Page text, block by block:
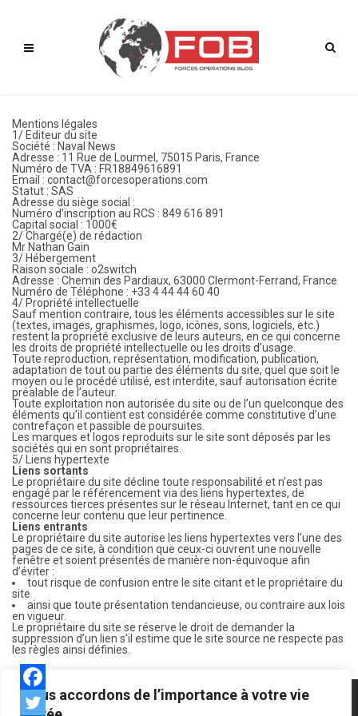
Nous accordons de l’importance à votre vie
Mentions légales
1/ Editeur du site
Société : Naval News
Adresse : 11 Rue de Lourmel, 75015 Paris, France
Numéro de TVA : FR18849616891
Email : contact@forcesoperations.com
Statut : SAS
Adresse du siège social :
Numéro d’inscription au RCS : 849 616 891
Capital social : 1000€
2/ Chargé(e) de rédaction
Mr Nathan Gain
3/ Hébergement
Raison sociale : o2switch
Adresse : Chemin des Pardiaux, 63000 Clermont-Ferrand, France
Numéro de Téléphone : +33 4 44 44 60 40
4/ Propriété intellectuelle
Sauf mention contraire, tous les éléments accessibles sur le site
(textes, images, graphismes, logo, icônes, sons, logiciels, etc.)
restent la propriété exclusive de leurs auteurs, en ce qui concerne
les droits de propriété intellectuelle ou les droits d’usage.
Toute reproduction, représentation, modification, publication,
adaptation de tout ou partie des éléments du site, quel que soit le
moyen ou le procédé utilisé, est interdite, sauf autorisation écrite
préalable de l’auteur.
Toute exploitation non autorisée du site ou de l’un quelconque des
éléments qu’il contient est considérée comme constitutive d’une
contrefaçon et passible de poursuites.
Les marques et logos reproduits sur le site sont déposés par les
sociétés qui en sont propriétaires.
5/ Liens hypertexte
Liens sortants
Le propriétaire du site décline toute responsabilité et n’est pas
engagé par le référencement via des liens hypertextes, de
ressources tierces présentes sur le réseau Internet, tant en ce qui
concerne leur contenu que leur pertinence.
Liens entrants
Le propriétaire du site autorise les liens hypertextes vers l’une des
pages de ce site, à condition que ceux-ci ouvrent une nouvelle
fenêtre et soient présentés de manière non-équivoque afin
d’éviter :
tout risque de confusion entre le site citant et le propriétaire du
site
ainsi que toute présentation tendancieuse, ou contraire aux lois
en vigueur.
Le propriétaire du site se réserve le droit de demander la
suppression d’un lien s’il estime que le site source ne respecte pas
les règles ainsi définies.